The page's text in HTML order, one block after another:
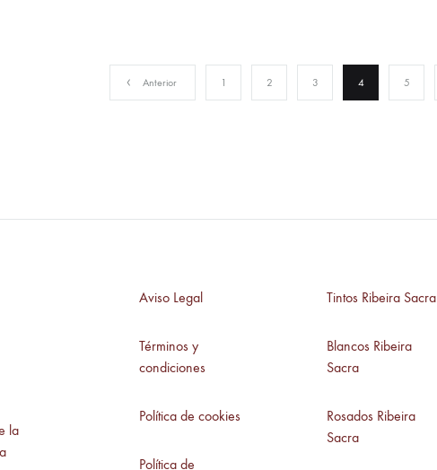
Anterior 1 2 3 4 5
la
Aviso Legal
Términos y
condiciones
Política de cookies
Política de
Tintos Ribeira Sacra
Blancos Ribeira
Sacra
Rosados Ribeira
Sacra